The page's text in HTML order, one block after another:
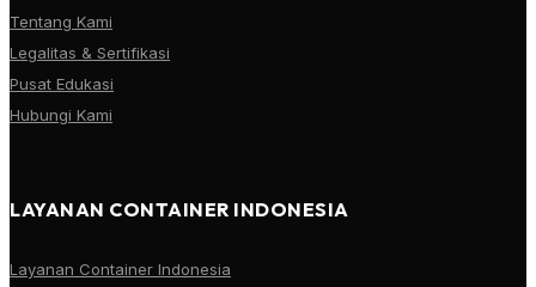
Tentang Kami
Legalitas & Sertifikasi
Pusat Edukasi
Hubungi Kami
LAYANAN CONTAINER INDONESIA
Layanan Container Indonesia